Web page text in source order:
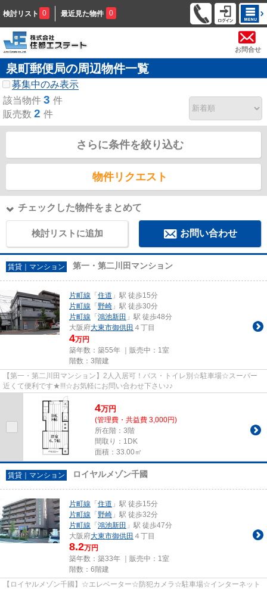
検討リスト 0 最近見た物件 0
お問合せ
泉町郵便局の周辺物件一覧
募集中のみ表示
該当物件 3 件
販売数 2 件
さらに条件を絞り込む
物件リクエスト
チェックした物件をまとめて
検討リストに追加 お問い合わせ
賃貸｜マンション 第一・第二川田マンション
片町線 「 住道 」駅 徒歩15分
片町線 「 野崎 」駅 徒歩30分
片町線 「 鴻池新田 」駅 徒歩48分
大阪府大東市御供田 ４丁目
4万円
築年数：築55年 ｜販売中： 1室
階数：3階建
【第一・第二川田マンション】2人入居可！バス・トイレ別☆駐車場☆スーパー
近くて便利です★!!!☆お気軽にお問い合わせ下さい♪♪
4万円
(管理費・共益費 3,000円)
所在階：3階
間取り：1DK
面積：33.00㎡
賃貸｜マンション ロイヤルメゾン千國
片町線 「 住道 」駅 徒歩15分
片町線 「 野崎 」駅 徒歩32分
片町線 「 鴻池新田 」駅 徒歩47分
大阪府大東市御供田 ４丁目
8.2万円
築年数：築33年 ｜販売中： 1室
階数：6階建
【ロイヤルメゾン千國】☆エレベーター☆防犯カメラ☆駐車場☆インターネット